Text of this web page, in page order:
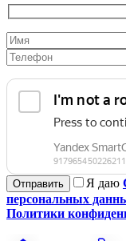
Я даю
персональных
Политики